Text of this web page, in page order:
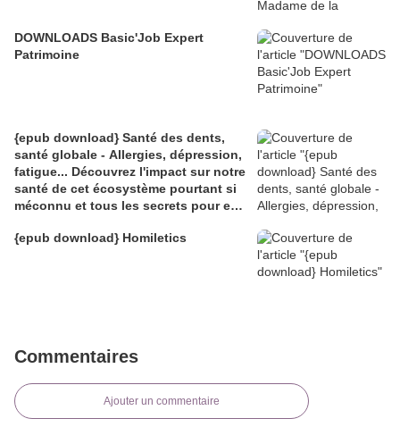
DOWNLOADS Basic'Job Expert
Patrimoine
{epub download} Santé des dents,
santé globale - Allergies, dépression,
fatigue... Découvrez l'impact sur notre
santé de cet écosystème pourtant si
méconnu et tous les secrets pour en
{epub download} Homiletics
Commentaires
Ajouter un commentaire